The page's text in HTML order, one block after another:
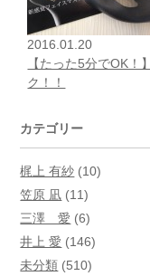
2016.01.20
【たった5分でOK！
ク！！
カテゴリー
梶上 有紗 (10)
笠原 凪 (11)
三澤 愛 (6)
井上 愛 (146)
未分類 (510)